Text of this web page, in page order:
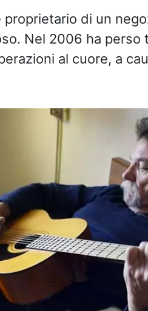
proprietario di un
Nel 2006 ha perso
al cuore, a